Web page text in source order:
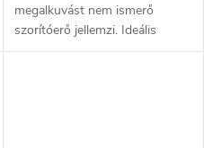
megalkuvást nem ismerő
szorítóerő jellemzi. Ideális
segítőtárs a rönkök gyors,